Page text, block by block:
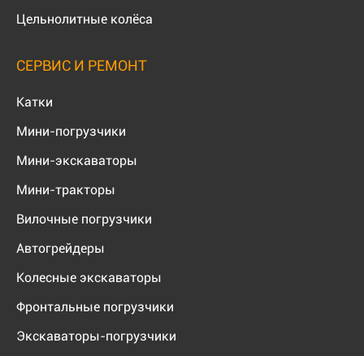
Цельнолитные колёса
СЕРВИС И РЕМОНТ
Катки
Мини-погрузчики
Мини-экскаваторы
Мини-тракторы
Вилочные погрузчики
Автогрейдеры
Колесные экскаваторы
Фронтальные погрузчики
Экскаваторы-погрузчики